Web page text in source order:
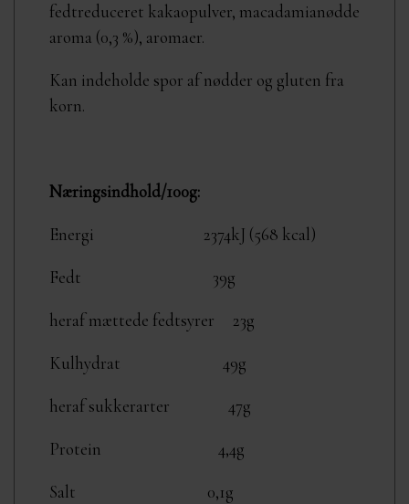
fedtreduceret kakaopulver, macadamianødde
aroma (0,3 %), aromaer.
Kan indeholde spor af nødder og gluten fra
korn.
Næringsindhold/100g:
Energi 2374kJ (568 kcal)
Fedt 39g
heraf mættede fedtsyrer 23g
Kulhydrat 49g
heraf sukkerarter 47g
Protein 4,4g
Salt 0,1g